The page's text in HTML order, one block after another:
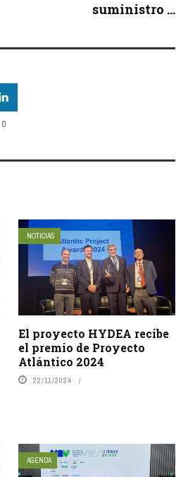
suministro ...
0
NOTICIAS
El proyecto HYDEA recibe
el premio de Proyecto
Atlántico 2024
22/11/2024
AGENDA